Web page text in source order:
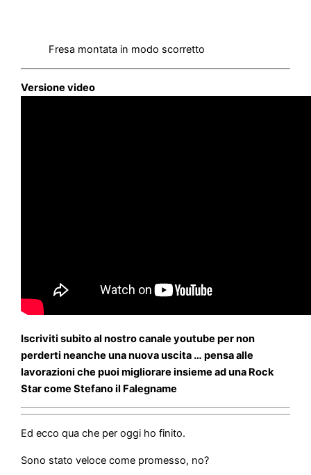
Fresa montata in modo scorretto
Versione video
Iscriviti subito al nostro canale youtube per non
perderti neanche una nuova uscita … pensa alle
lavorazioni che puoi migliorare insieme ad una Rock
Star come Stefano il Falegname
Ed ecco qua che per oggi ho finito.
Sono stato veloce come promesso, no?